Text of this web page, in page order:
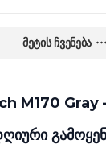
მეტის ჩვენება
M170